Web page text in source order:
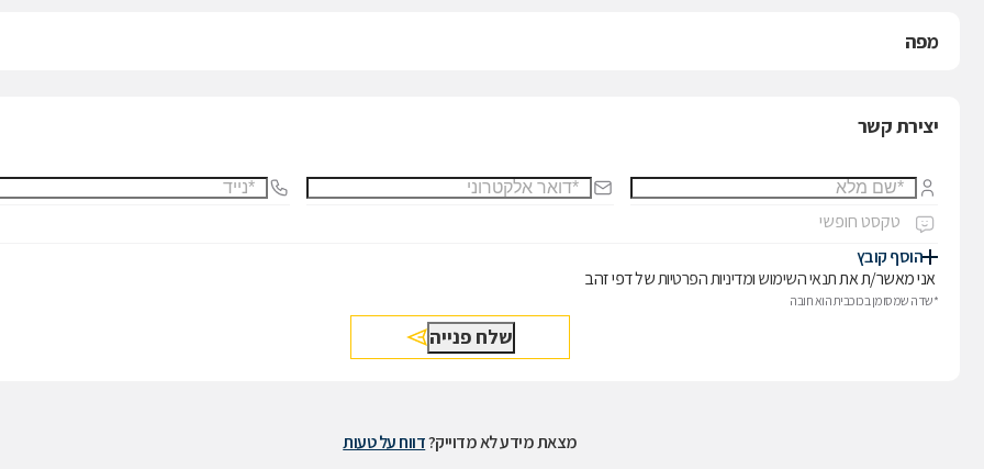
מפה
יצירת קשר
הוסף קובץ
אני מאשר/ת אתתנאי השימושומדיניות הפרטיותשל דפי זהב
*שדה שמסומן בכוכבית הוא חובה
מצאת מידע לא מדוייק?דווח על טעות